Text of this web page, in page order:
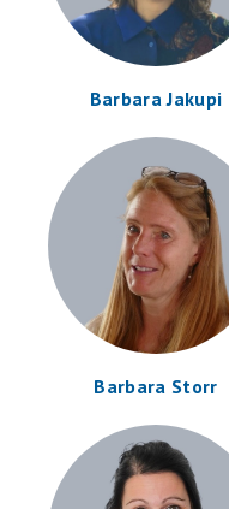
Barbara Jakupi
Barbara Storr